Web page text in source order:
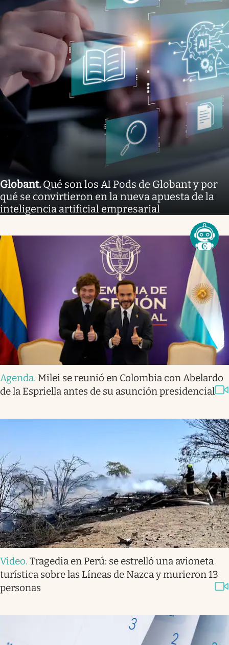
Globant.Qué son los AI Pods de Globant y por
qué se convirtieron en la nueva apuesta de la
inteligencia artificial empresarial
Agenda. Milei se reunió en Colombia con Abelardo
de la Espriella antes de su asunción presidencial
Video. Tragedia en Perú: se estrelló una avioneta
turística sobre las Líneas de Nazca y murieron 13
personas